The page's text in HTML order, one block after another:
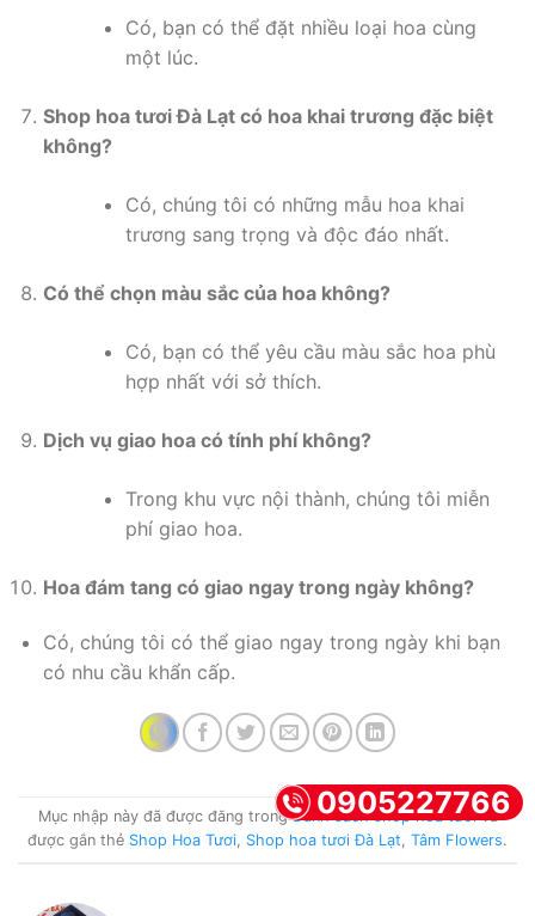
Có, bạn có thể đặt nhiều loại hoa cùng
một lúc.
Shop hoa tươi Đà Lạt có hoa khai trương đặc biệt
không?
Có, chúng tôi có những mẫu hoa khai
trương sang trọng và độc đáo nhất.
Có thể chọn màu sắc của hoa không?
Có, bạn có thể yêu cầu màu sắc hoa phù
hợp nhất với sở thích.
Dịch vụ giao hoa có tính phí không?
Trong khu vực nội thành, chúng tôi miễn
phí giao hoa.
Hoa đám tang có giao ngay trong ngày không?
Có, chúng tôi có thể giao ngay trong ngày khi bạn
có nhu cầu khẩn cấp.
Mục nhập này đã được đăng trongDanh sách shop hoa tươivà
được gắn thẻ Shop Hoa Tươi, Shop hoa tươi Đà Lạt, Tâm Flowers.
0905227766